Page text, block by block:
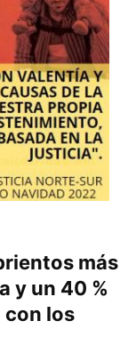
más
y un 40 %
con los